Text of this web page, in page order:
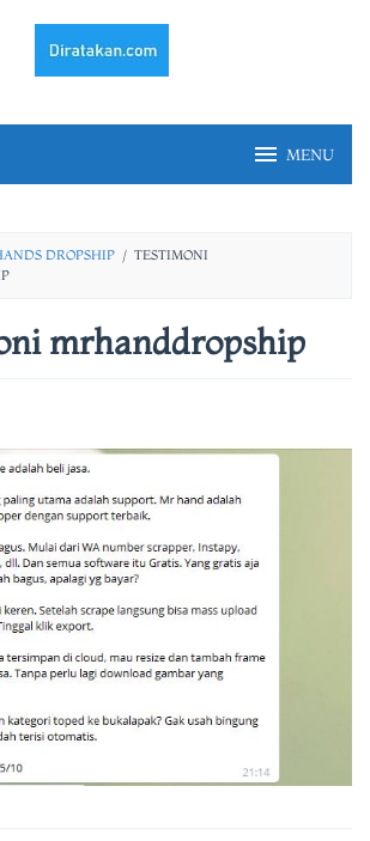
MENU
DROPSHIP / TESTIMONI
mrhanddropship